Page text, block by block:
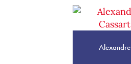
Alexandre